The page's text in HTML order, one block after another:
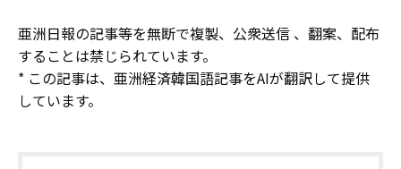
亜洲日報の記事等を無断で複製、公衆送信 、翻案、配布
することは禁じられています。
* この記事は、亜洲経済韓国語記事をAIが翻訳して提供
しています。